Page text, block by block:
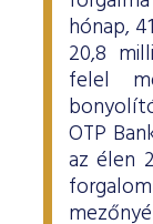
hónap,
20,8
felel
OTP
az élen